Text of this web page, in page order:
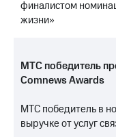
выкупа
Описание
о
финалистом
жизни»
МТС победитель
Comnews Awards
МТС победитель в
выручке от услуг